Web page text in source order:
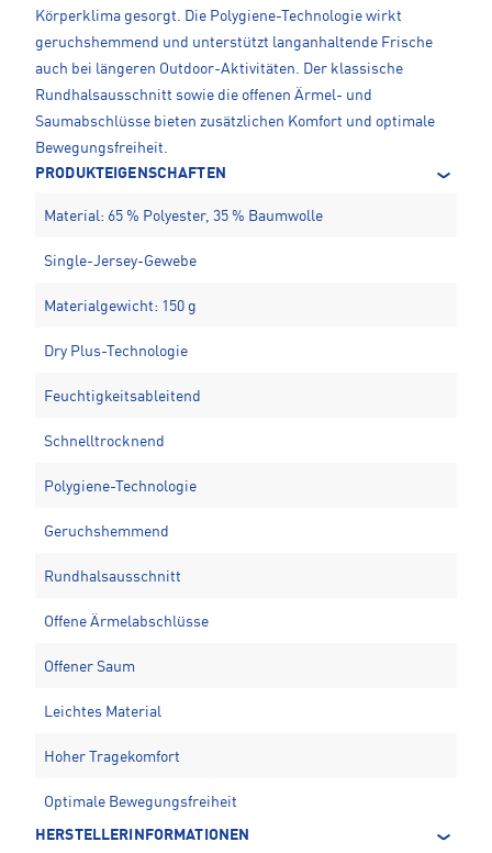
Körperklima gesorgt. Die Polygiene-Technologie wirkt
geruchshemmend und unterstützt langanhaltende Frische
auch bei längeren Outdoor-Aktivitäten. Der klassische
Rundhalsausschnitt sowie die offenen Ärmel- und
Saumabschlüsse bieten zusätzlichen Komfort und optimale
Bewegungsfreiheit.
PRODUKTEIGENSCHAFTEN
Material: 65 % Polyester, 35 % Baumwolle
Single-Jersey-Gewebe
Materialgewicht: 150 g
Dry Plus-Technologie
Feuchtigkeitsableitend
Schnelltrocknend
Polygiene-Technologie
Geruchshemmend
Rundhalsausschnitt
Offene Ärmelabschlüsse
Offener Saum
Leichtes Material
Hoher Tragekomfort
Optimale Bewegungsfreiheit
HERSTELLERINFORMATIONEN